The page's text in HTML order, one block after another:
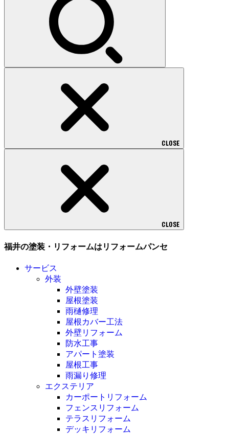
CLOSE
CLOSE
福井の塗装・リフォームはリフォームパンセ
サービス
外装
外壁塗装
屋根塗装
雨樋修理
屋根カバー工法
外壁リフォーム
防水工事
アパート塗装
屋根工事
雨漏り修理
エクステリア
カーポートリフォーム
フェンスリフォーム
テラスリフォーム
デッキリフォーム